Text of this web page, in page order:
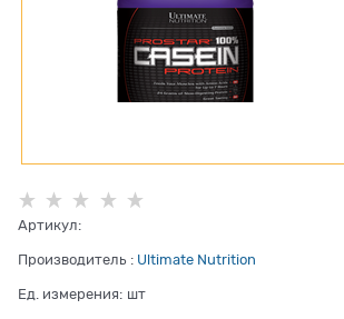
Артикул:
Производитель : Ultimate Nutrition
Ед. измерения: шт